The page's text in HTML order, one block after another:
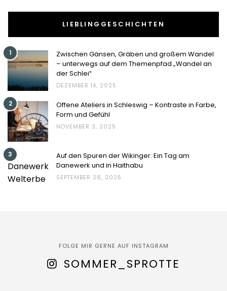
LIEBLINGGESCHICHTEN
1
Zwischen Gänsen, Gräben und großem Wandel
– unterwegs auf dem Themenpfad „Wandel an
der Schlei“
DEZEMBER 14, 2025
2
Offene Ateliers in Schleswig – Kontraste in Farbe,
Form und Gefühl
NOVEMBER 3, 2025
3
Auf den Spuren der Wikinger: Ein Tag am
Danewerk und in Haithabu
SEPTEMBER 28, 2025
FOLGE MIR GERNE AUF INSTAGRAM
SOMMER_SPROTTE